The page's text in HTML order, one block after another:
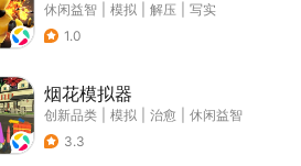
休闲益智 模拟 解压
写实
1.0
烟花模拟器
创新品类 模拟 治愈
休闲益智
3.3